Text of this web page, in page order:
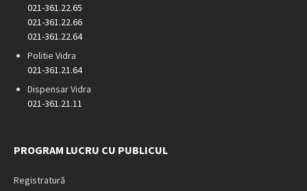
021-361.22.65
021-361.22.66
021-361.22.64
Politie Vidra
021-361.21.64
Dispensar Vidra
021-361.21.11
PROGRAM LUCRU CU PUBLICUL
Registratură